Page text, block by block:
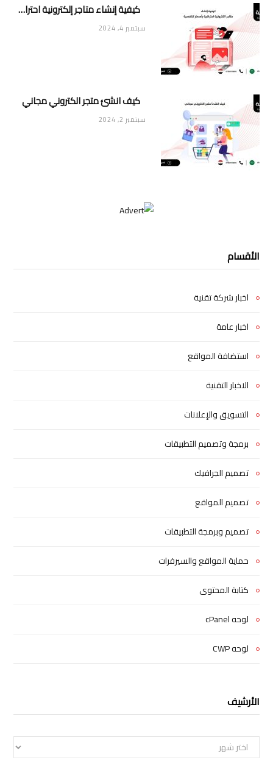
كيفية إنشاء متاجر إلكترونية احترافية بأسعار تنافسية
سبتمبر 4, 2024
كيف انشئ متجر الكتروني مجاني
سبتمبر 2, 2024
الأقسام
اخبار شركة تقنية
اخبار عامة
استضافة المواقع
الاخبار التقنية
التسويق والإعلانات
برمجة وتصميم التطبيقات
تصميم الجرافيك
تصميم المواقع
تصميم وبرمجة التطبيقات
حماية المواقع والسيرفرات
كتابة المحتوى
لوحه cPanel
لوحه CWP
الأرشيف
الأرشيف